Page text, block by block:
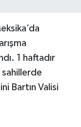
1 haftadır
sahillerde
Bartın Valisi